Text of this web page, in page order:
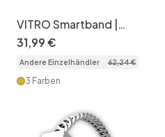
VITRO Smartband |
EKG-Fitness-Tracker
mit Nylonarmband
31,99€
Andere Einzelhändler 62,24€
3 Farben